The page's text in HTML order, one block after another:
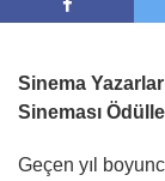
Sinema
Sineması
Geçen yıl